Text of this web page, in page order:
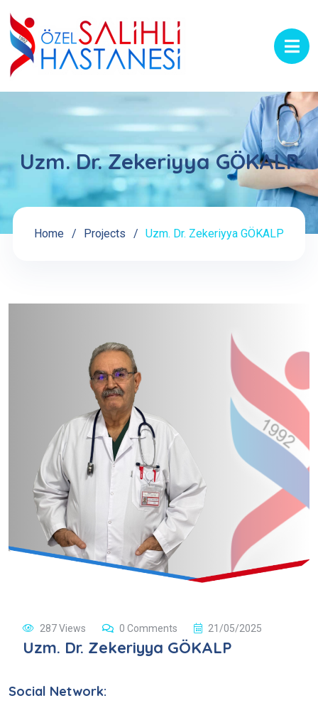
Uzm. Dr. Zekeriyya GÖKALP
Home Projects Uzm. Dr. Zekeriyya GÖKALP
287 Views 0 Comments 21/05/2025
Uzm. Dr. Zekeriyya GÖKALP
Social Network: